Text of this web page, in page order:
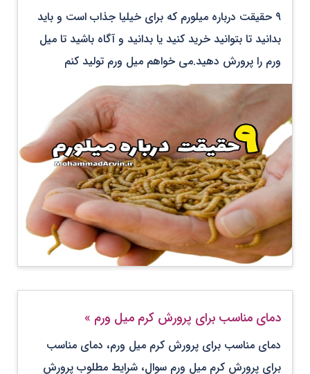
۹ حقیقت درباره میلورم که برای خیلیا جذاب است و باید
بدانید تا بتوانید خرید کنید یا بدانید و آگاه باشید تا میل
ورم را پرورش دهید.می خواهم میل ورم تولید کنم
دمای مناسب برای پرورش کرم میل ورم »
دمای مناسب برای پرورش کرم میل ورم، دمای مناسب
برای پرورش کرم میل ورم سوال، شرایط مطلوب پرورش